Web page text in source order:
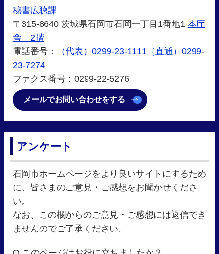
秘書広聴課
〒315-8640 茨城県石岡市石岡一丁目1番地1 本庁
舎 2階
電話番号：
（代表）0299-23-1111（直通）0299-
23-7274
ファクス番号：0299-22-5276
メールでお問い合わせをする
アンケート
石岡市ホームページをより良いサイトにするため
に、皆さまのご意見・ご感想をお聞かせくださ
い。
なお、この欄からのご意見・ご感想には返信でき
ませんのでご了承ください。